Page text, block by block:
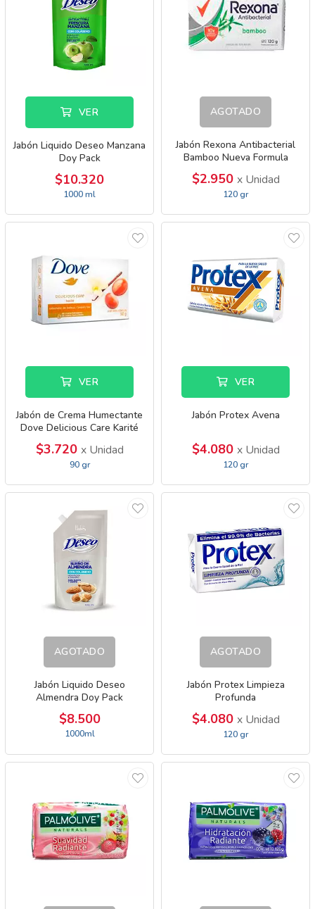
VER
Jabón Liquido Deseo Manzana
Doy Pack
$10.320
1000 ml
AGOTADO
Jabón Rexona Antibacterial
Bamboo Nueva Formula
$2.950 x Unidad
120 gr
VER
Jabón de Crema Humectante
Dove Delicious Care Karité
$3.720 x Unidad
90 gr
VER
Jabón Protex Avena
$4.080 x Unidad
120 gr
AGOTADO
Jabón Liquido Deseo
Almendra Doy Pack
$8.500
1000ml
AGOTADO
Jabón Protex Limpieza
Profunda
$4.080 x Unidad
120 gr